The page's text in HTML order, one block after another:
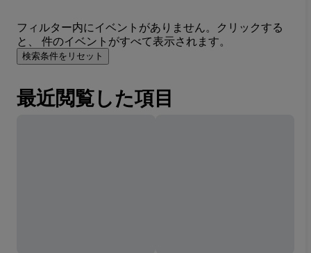
フィルター内にイベントがありません。クリックする
と、 件のイベントがすべて表示されます。
検索条件をリセット
最近閲覧した項目